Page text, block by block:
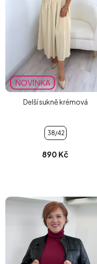
NOVINKA
Delší sukně krémová
38/42
890 Kč